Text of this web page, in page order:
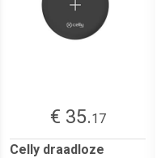
€ 35.17
Celly draadloze